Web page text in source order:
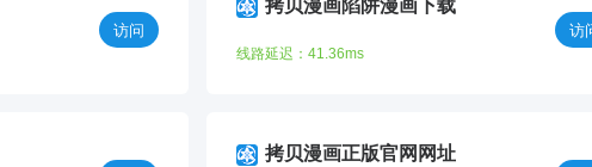
访问
拷贝漫画陷阱漫画下载
线路延迟：41.36ms
访
拷贝漫画正版官网网址